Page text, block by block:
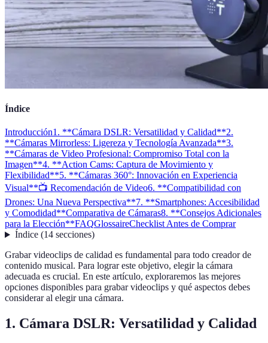
Índice
Introducción1. **Cámara DSLR: Versatilidad y Calidad**2.
**Cámaras Mirrorless: Ligereza y Tecnología Avanzada**3.
**Cámaras de Video Profesional: Compromiso Total con la
Imagen**4. **Action Cams: Captura de Movimiento y
Flexibilidad**5. **Cámaras 360°: Innovación en Experiencia
Visual**📺 Recomendación de Video6. **Compatibilidad con
Drones: Una Nueva Perspectiva**7. **Smartphones: Accesibilidad
y Comodidad**Comparativa de Cámaras8. **Consejos Adicionales
para la Elección**FAQGlossaireChecklist Antes de Comprar
Índice(14 secciones)
Grabar videoclips de calidad es fundamental para todo creador de
contenido musical. Para lograr este objetivo, elegir la cámara
adecuada es crucial. En este artículo, exploraremos las mejores
opciones disponibles para grabar videoclips y qué aspectos debes
considerar al elegir una cámara.
1. Cámara DSLR: Versatilidad y Calidad